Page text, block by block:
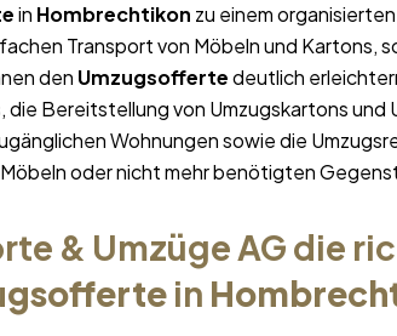
in Hombrechtikon zu einem
Transport von Möbeln und Kartons,
den Umzugsoffertedeutlich
Bereitstellung von Umzugskartons und
Wohnungen sowie die
oder nicht mehr benötigten
& Umzüge AG die
in